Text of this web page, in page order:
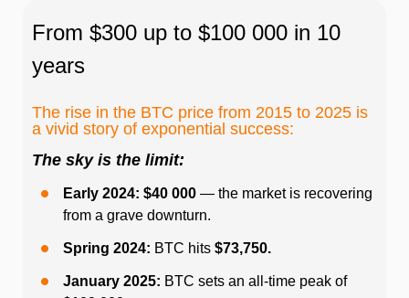
From $300 up to $100 000 in 10
years
The rise in the BTC price from 2015 to 2025 is
a vivid story of exponential success:
The sky is the limit:
Early 2024: $40 000 — the market is recovering
from a grave downturn.
Spring 2024: BTC hits $73,750.
January 2025: BTC sets an all-time peak of